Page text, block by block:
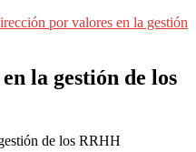
por valores en la gestión
la gestión de los